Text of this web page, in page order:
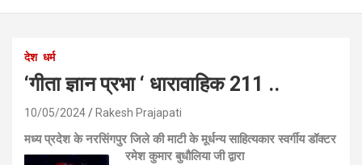
देश धर्म
‘गीता ज्ञान प्रभा ‘ धारावाहिक 211 ..
10/05/2024 Rakesh Prajapati
मध्य प्रदेश के नरसिंगपुर जिले की माटी के मूर्धन्य साहित्यकार स्वर्गीय डॉक्टर
रमेश कुमार बुधौलिया जी द्वारा